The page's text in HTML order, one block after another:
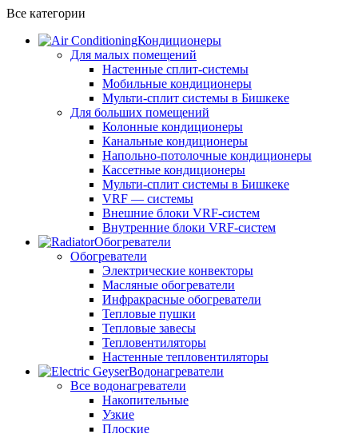
Все категории
Кондиционеры
Для малых помещений
Настенные сплит-системы
Мобильные кондиционеры
Мульти-сплит системы в Бишкеке
Для больших помещений
Колонные кондиционеры
Канальные кондиционеры
Напольно-потолочные кондиционеры
Кассетные кондиционеры
Мульти-сплит системы в Бишкеке
VRF — системы
Внешние блоки VRF-систем
Внутренние блоки VRF-систем
Обогреватели
Обогреватели
Электрические конвекторы
Масляные обогреватели
Инфракрасные обогреватели
Тепловые пушки
Тепловые завесы
Тепловентиляторы
Настенные тепловентиляторы
Водонагреватели
Все водонагреватели
Накопительные
Узкие
Плоские